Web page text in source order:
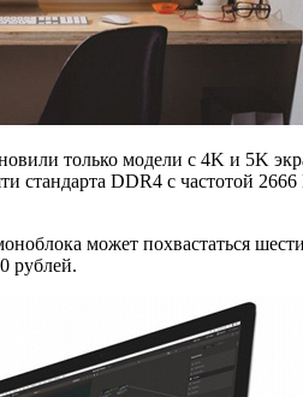
только модели с 4K и 5K
стандарта DDR4 с частотой
может похвастаться
рублей.